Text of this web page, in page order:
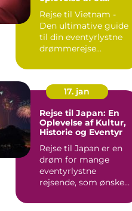
Rejse til Vietnam -
Den ultimative guide
til din eventyrlystne
drømmerejse
Vietna...
17. jan
Rejse til Japan: En
Oplevelse af Kultur,
Historie og Eventyr
Rejse til Japan er en
drøm for mange
eventyrlystne
rejsende, som ønsker
blanding a...